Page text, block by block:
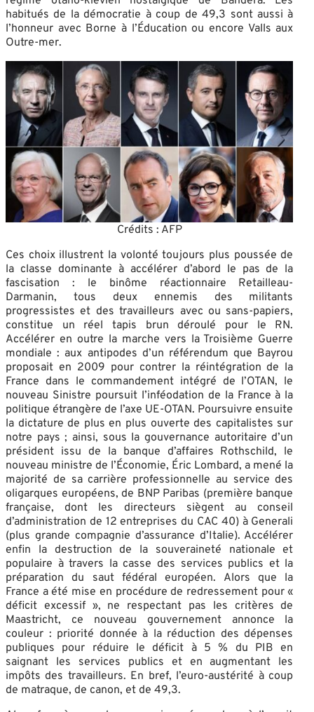
habitués de la démocratie à coup de 49,3 sont aussi à
l’honneur avec Borne à l’Éducation ou encore Valls aux
Outre-mer.
Crédits : AFP
Ces choix illustrent la volonté toujours plus poussée de
la classe dominante à accélérer d’abord le pas de la
fascisation : le binôme réactionnaire Retailleau-
Darmanin, tous deux ennemis des militants
progressistes et des travailleurs avec ou sans-papiers,
constitue un réel tapis brun déroulé pour le RN.
Accélérer en outre la marche vers la Troisième Guerre
mondiale : aux antipodes d’un référendum que Bayrou
proposait en 2009 pour contrer la réintégration de la
France dans le commandement intégré de l’OTAN, le
nouveau Sinistre poursuit l’inféodation de la France à la
politique étrangère de l’axe UE-OTAN. Poursuivre ensuite
la dictature de plus en plus ouverte des capitalistes sur
notre pays ; ainsi, sous la gouvernance autoritaire d’un
président issu de la banque d’affaires Rothschild, le
nouveau ministre de l’Économie, Éric Lombard, a mené la
majorité de sa carrière professionnelle au service des
oligarques européens, de BNP Paribas (première banque
française, dont les directeurs siègent au conseil
d’administration de 12 entreprises du CAC 40) à Generali
(plus grande compagnie d’assurance d’Italie). Accélérer
enfin la destruction de la souveraineté nationale et
populaire à travers la casse des services publics et la
préparation du saut fédéral européen. Alors que la
France a été mise en procédure de redressement pour «
déficit excessif », ne respectant pas les critères de
Maastricht, ce nouveau gouvernement annonce la
couleur : priorité donnée à la réduction des dépenses
publiques pour réduire le déficit à 5 % du PIB en
saignant les services publics et en augmentant les
impôts des travailleurs. En bref, l’euro-austérité à coup
de matraque, de canon, et de 49,3.